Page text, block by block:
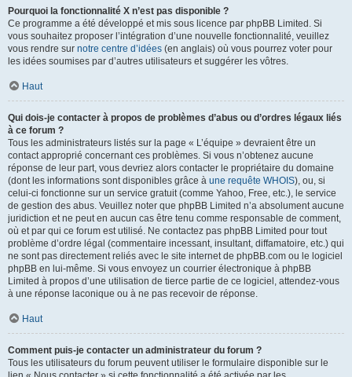
Pourquoi la fonctionnalité X n’est pas disponible ?
Ce programme a été développé et mis sous licence par phpBB Limited. Si
vous souhaitez proposer l’intégration d’une nouvelle fonctionnalité, veuillez
vous rendre sur notre centre d’idées (en anglais) où vous pourrez voter pour
les idées soumises par d’autres utilisateurs et suggérer les vôtres.
Haut
Qui dois-je contacter à propos de problèmes d’abus ou d’ordres légaux liés
à ce forum ?
Tous les administrateurs listés sur la page « L’équipe » devraient être un
contact approprié concernant ces problèmes. Si vous n’obtenez aucune
réponse de leur part, vous devriez alors contacter le propriétaire du domaine
(dont les informations sont disponibles grâce à une requête WHOIS), ou, si
celui-ci fonctionne sur un service gratuit (comme Yahoo, Free, etc.), le service
de gestion des abus. Veuillez noter que phpBB Limited n’a absolument aucune
juridiction et ne peut en aucun cas être tenu comme responsable de comment,
où et par qui ce forum est utilisé. Ne contactez pas phpBB Limited pour tout
problème d’ordre légal (commentaire incessant, insultant, diffamatoire, etc.) qui
ne sont pas directement reliés avec le site internet de phpBB.com ou le logiciel
phpBB en lui-même. Si vous envoyez un courrier électronique à phpBB
Limited à propos d’une utilisation de tierce partie de ce logiciel, attendez-vous
à une réponse laconique ou à ne pas recevoir de réponse.
Haut
Comment puis-je contacter un administrateur du forum ?
Tous les utilisateurs du forum peuvent utiliser le formulaire disponible sur le